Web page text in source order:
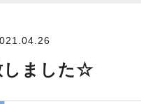
しました☆